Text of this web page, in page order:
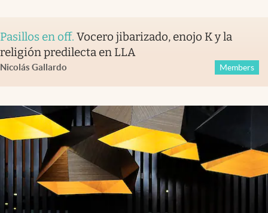
Pasillos en off. Vocero jibarizado, enojo K y la
religión predilecta en LLA
Nicolás Gallardo Members